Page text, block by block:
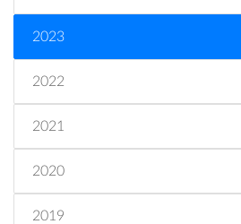
2023
2022
2021
2020
2019